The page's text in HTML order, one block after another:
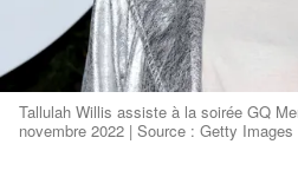
Tallulah Willis assiste à la soirée GQ
novembre 2022 | Source : Getty Images